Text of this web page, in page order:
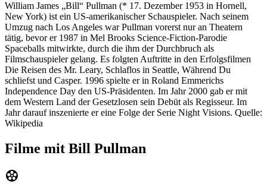
William James „Bill“ Pullman (* 17. Dezember 1953 in Hornell,
New York) ist ein US-amerikanischer Schauspieler. Nach seinem
Umzug nach Los Angeles war Pullman vorerst nur an Theatern
tätig, bevor er 1987 in Mel Brooks Science-Fiction-Parodie
Spaceballs mitwirkte, durch die ihm der Durchbruch als
Filmschauspieler gelang. Es folgten Auftritte in den Erfolgsfilmen
Die Reisen des Mr. Leary, Schlaflos in Seattle, Während Du
schliefst und Casper. 1996 spielte er in Roland Emmerichs
Independence Day den US-Präsidenten. Im Jahr 2000 gab er mit
dem Western Land der Gesetzlosen sein Debüt als Regisseur. Im
Jahr darauf inszenierte er eine Folge der Serie Night Visions. Quelle:
Wikipedia
Filme mit Bill Pullman